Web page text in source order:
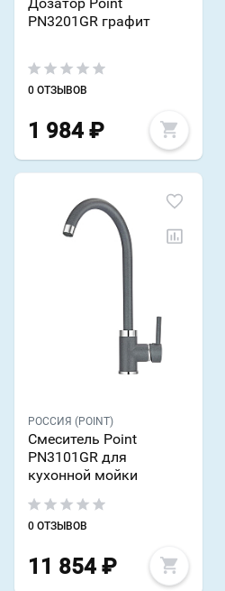
PN3201GR графит
0 ОТЗЫВОВ
1 984 ₽
РОССИЯ (POINT)
Смеситель Point
PN3101GR для
кухонной мойки
0 ОТЗЫВОВ
11 854 ₽